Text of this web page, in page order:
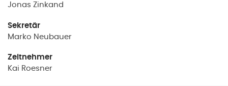
Jonas Zinkand
Sekretär
Marko Neubauer
Zeitnehmer
Kai Roesner